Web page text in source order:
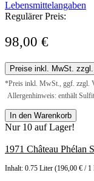
Lebensmittelangaben
Regulärer Preis:
98,00 €
Preise inkl. MwSt.
*Preis inkl. MwSt., ggf. zzgl.
Allergenhinweis: enthält
In den Warenkorb
Nur 10 auf Lager!
1971 Château Phélan
Inhalt: 0.75 Liter (196,00 € / 1